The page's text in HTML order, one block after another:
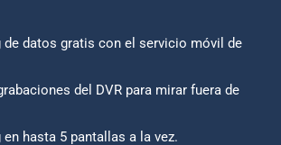
de datos gratis con el servicio móvil de
del DVR para mirar fuera de
en hasta 5 pantallas a la vez.